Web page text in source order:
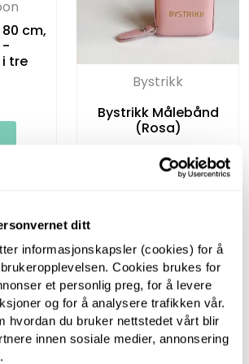
ditt
informasjonskapsler (cookies) for å
Cookies brukes for
et personlig preg, for å levere
og for å analysere trafikken vår.
hvordan du bruker nettstedet vårt blir
innen sosiale medier, annonsering
cm,
-
tre
Bystrikk
Bystrikk Målebånd
(Rosa)
119,00